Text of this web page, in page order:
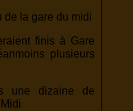
de la gare du midi
finis à Gare
plusieurs
une dizaine de